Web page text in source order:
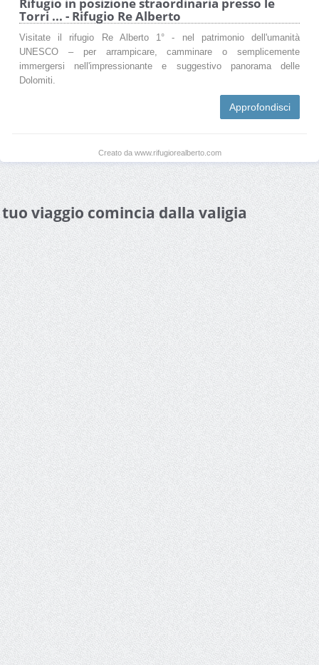
Torri ... - Rifugio Re Alberto
Visitate il rifugio Re Alberto 1° - nel patrimonio dell'umanità
UNESCO – per arrampicare, camminare o semplicemente
immergersi nell'impressionante e suggestivo panorama delle
Dolomiti.
Approfondisci
Creato da www.rifugiorealberto.com
viaggio comincia dalla valigia